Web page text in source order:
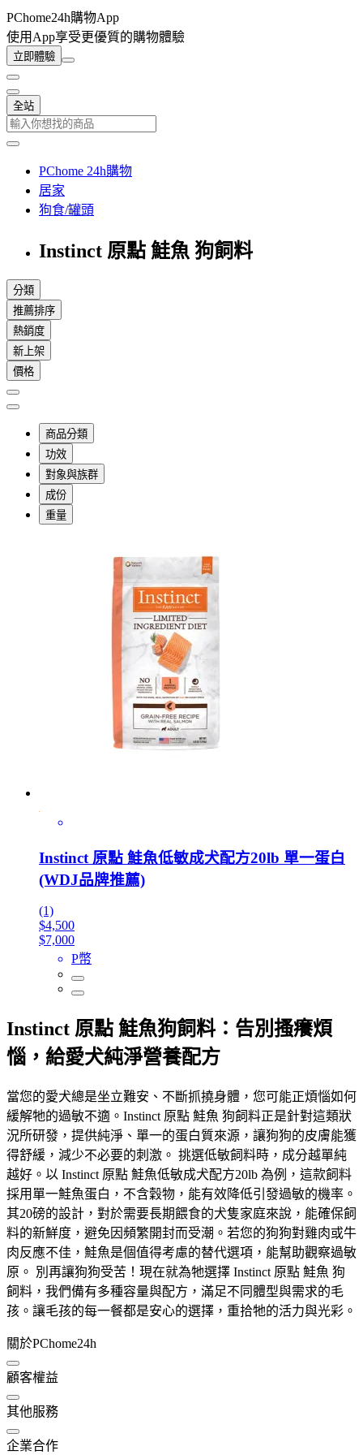
PChome24h購物App
使用App享受更優質的購物體驗
立即體驗
全站
PChome 24h購物
居家
狗食/罐頭
Instinct 原點 鮭魚 狗飼料
分類
推薦排序
熱銷度
新上架
價格
商品分類
功效
對象與族群
成份
重量
Instinct 原點 鮭魚低敏成犬配方20lb 單一蛋白
(WDJ品牌推薦)
(1)
$4,500
$7,000
P幣
Instinct 原點 鮭魚狗飼料：告別搔癢煩
惱，給愛犬純淨營養配方
當您的愛犬總是坐立難安、不斷抓撓身體，您可能正煩惱如何
緩解牠的過敏不適。Instinct 原點 鮭魚 狗飼料正是針對這類狀
況所研發，提供純淨、單一的蛋白質來源，讓狗狗的皮膚能獲
得舒緩，減少不必要的刺激。 挑選低敏飼料時，成分越單純
越好。以 Instinct 原點 鮭魚低敏成犬配方20lb 為例，這款飼料
採用單一鮭魚蛋白，不含穀物，能有效降低引發過敏的機率。
其20磅的設計，對於需要長期餵食的犬隻家庭來說，能確保飼
料的新鮮度，避免因頻繁開封而受潮。若您的狗狗對雞肉或牛
肉反應不佳，鮭魚是個值得考慮的替代選項，能幫助觀察過敏
原。 別再讓狗狗受苦！現在就為牠選擇 Instinct 原點 鮭魚 狗
飼料，我們備有多種容量與配方，滿足不同體型與需求的毛
孩。讓毛孩的每一餐都是安心的選擇，重拾牠的活力與光彩。
關於PChome24h
顧客權益
其他服務
企業合作